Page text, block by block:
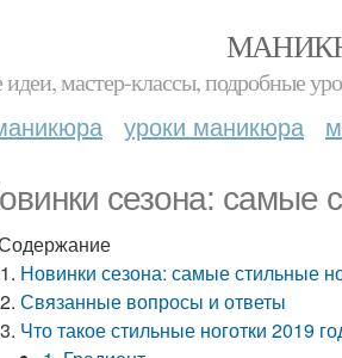
мастер-классы, подробные
уроки маникюра
сезона: самые
Новинки сезона: самые стильные
Связанные вопросы и ответы
Что такое стильные ноготки 2019